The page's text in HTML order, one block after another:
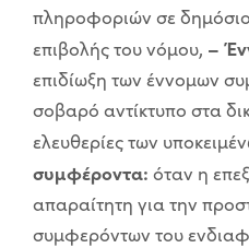
πληροφοριών σε
επιβολής του νόμου, –
επιδίωξη των έννομων
σοβαρό αντίκτυπο στα
ελευθερίες των
συμφέροντα: όταν η
απαραίτητη για την
συμφερόντων του